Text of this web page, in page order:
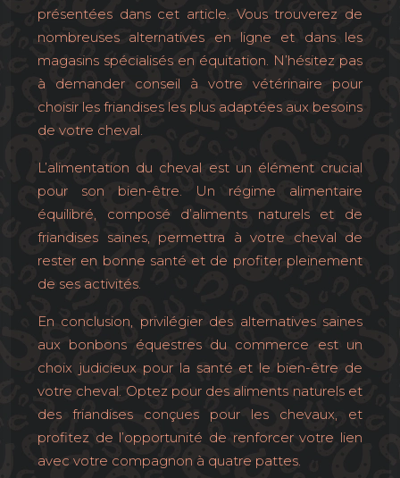
présentées dans cet article. Vous trouverez de
nombreuses alternatives en ligne et dans les
magasins spécialisés en équitation. N’hésitez pas
à demander conseil à votre vétérinaire pour
choisir les friandises les plus adaptées aux besoins
de votre cheval.
L’alimentation du cheval est un élément crucial
pour son bien-être. Un régime alimentaire
équilibré, composé d’aliments naturels et de
friandises saines, permettra à votre cheval de
rester en bonne santé et de profiter pleinement
de ses activités.
En conclusion, privilégier des alternatives saines
aux bonbons équestres du commerce est un
choix judicieux pour la santé et le bien-être de
votre cheval. Optez pour des aliments naturels et
des friandises conçues pour les chevaux, et
profitez de l’opportunité de renforcer votre lien
avec votre compagnon à quatre pattes.